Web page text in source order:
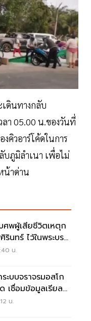
ดินทางกลับ
ลา 05.00 น.ของวันที่
คิวอาร์โค้ดในการ
บภูมิลำเนา เพื่อไม่
น้าด่าน
ศพผู้เสียชีวิตเหตุก
รินทร์ ไว้ในพระบรม
น.
ะบบจราจรมอสโก
เชื่อมข้อมูลเรียล
น.